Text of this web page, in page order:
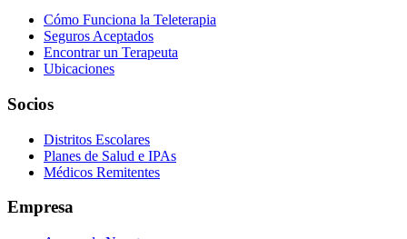
Cómo Funciona la Teleterapia
Seguros Aceptados
Encontrar un Terapeuta
Ubicaciones
Socios
Distritos Escolares
Planes de Salud e IPAs
Médicos Remitentes
Empresa